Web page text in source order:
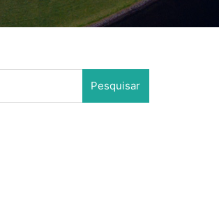
Pesquisar
por: